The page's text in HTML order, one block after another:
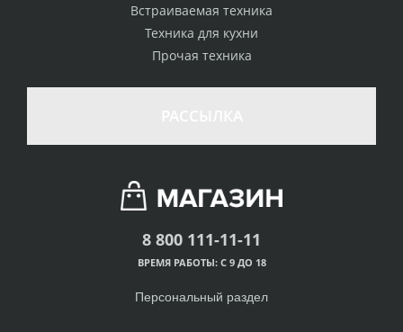
Встраиваемая техника
Техника для кухни
Прочая техника
8 800 111-11-11
ВРЕМЯ РАБОТЫ: С 9 ДО 18
Персональный раздел